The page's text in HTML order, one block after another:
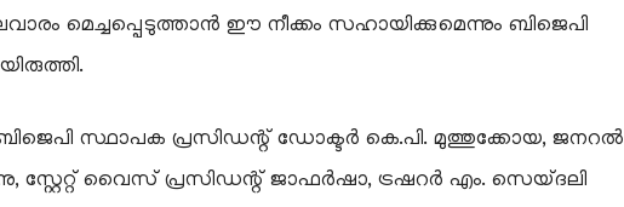
മെച്ചപ്പെടുത്താൻ ഈ നീക്കം സഹായിക്കുമെന്നും ബിജെപി
സ്ഥാപക പ്രസിഡന്റ് ഡോക്ടർ കെ.പി. മുത്തുക്കോയ, ജനറൽ
സ്റ്റേറ്റ് വൈസ് പ്രസിഡന്റ് ജാഫർഷാ, ട്രഷറർ എം. സെയ്ദലി